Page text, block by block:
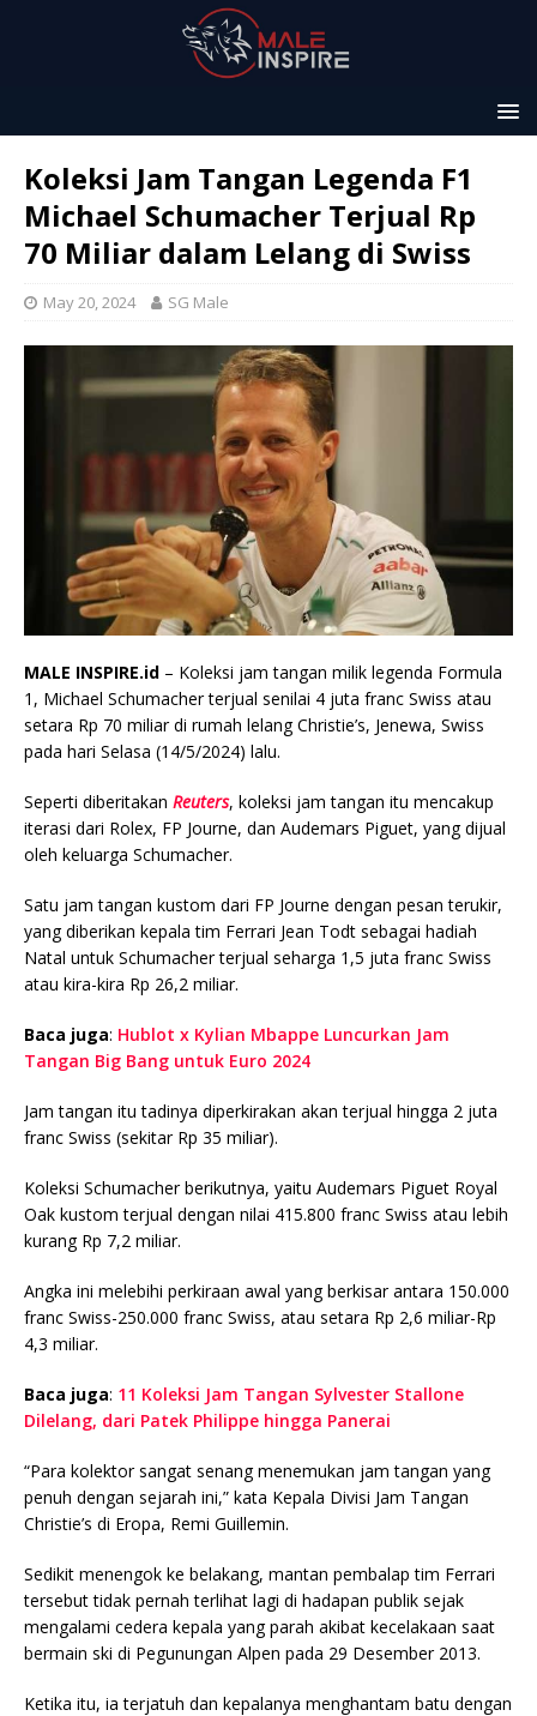
Koleksi Jam Tangan Legenda F1
Michael Schumacher Terjual Rp
70 Miliar dalam Lelang di Swiss
May 20, 2024 SG Male
MALE INSPIRE.id – Koleksi jam tangan milik legenda Formula
1, Michael Schumacher terjual senilai 4 juta franc Swiss atau
setara Rp 70 miliar di rumah lelang Christie’s, Jenewa, Swiss
pada hari Selasa (14/5/2024) lalu.
Seperti diberitakan Reuters, koleksi jam tangan itu mencakup
iterasi dari Rolex, FP Journe, dan Audemars Piguet, yang dijual
oleh keluarga Schumacher.
Satu jam tangan kustom dari FP Journe dengan pesan terukir,
yang diberikan kepala tim Ferrari Jean Todt sebagai hadiah
Natal untuk Schumacher terjual seharga 1,5 juta franc Swiss
atau kira-kira Rp 26,2 miliar.
Baca juga: Hublot x Kylian Mbappe Luncurkan Jam
Tangan Big Bang untuk Euro 2024
Jam tangan itu tadinya diperkirakan akan terjual hingga 2 juta
franc Swiss (sekitar Rp 35 miliar).
Koleksi Schumacher berikutnya, yaitu Audemars Piguet Royal
Oak kustom terjual dengan nilai 415.800 franc Swiss atau lebih
kurang Rp 7,2 miliar.
Angka ini melebihi perkiraan awal yang berkisar antara 150.000
franc Swiss-250.000 franc Swiss, atau setara Rp 2,6 miliar-Rp
4,3 miliar.
Baca juga: 11 Koleksi Jam Tangan Sylvester Stallone
Dilelang, dari Patek Philippe hingga Panerai
“Para kolektor sangat senang menemukan jam tangan yang
penuh dengan sejarah ini,” kata Kepala Divisi Jam Tangan
Christie’s di Eropa, Remi Guillemin.
Sedikit menengok ke belakang, mantan pembalap tim Ferrari
tersebut tidak pernah terlihat lagi di hadapan publik sejak
mengalami cedera kepala yang parah akibat kecelakaan saat
bermain ski di Pegunungan Alpen pada 29 Desember 2013.
Ketika itu, ia terjatuh dan kepalanya menghantam batu dengan